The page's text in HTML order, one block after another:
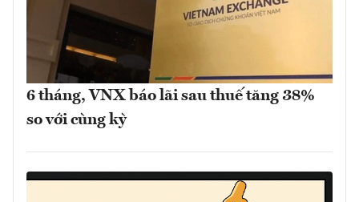
6 tháng, VNX báo lãi sau thuế tăng 38%
so với cùng kỳ